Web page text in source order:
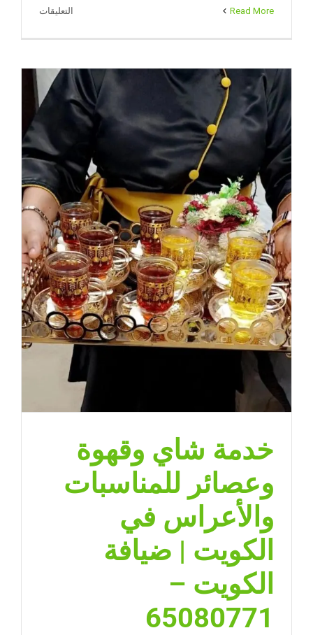
Read More التعليقات
خدمات
ضيافة
احترافية
للمناسبات
في
الكويت
مغلقة
خدمة شاي وقهوة
وعصائر للمناسبات
والأعراس في
الكويت | ضيافة
الكويت –
65080771